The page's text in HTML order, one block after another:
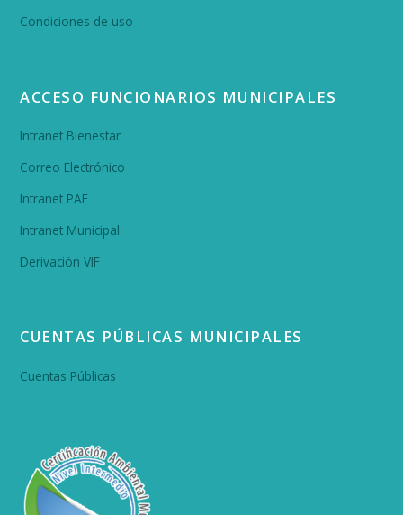
Condiciones de uso
ACCESO FUNCIONARIOS MUNICIPALES
Intranet Bienestar
Correo Electrónico
Intranet PAE
Intranet Municipal
Derivación VIF
CUENTAS PÚBLICAS MUNICIPALES
Cuentas Públicas